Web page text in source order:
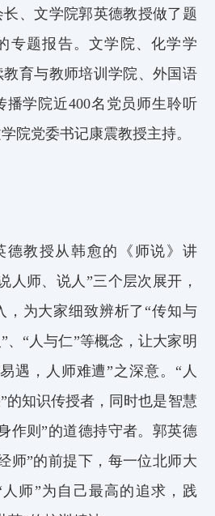
、文学院郭英德教授做了题
专题报告。文学院、化学学
育与教师培训学院、外国语
播学院近400名党员师生聆听
院党委书记康震教授主持。
德教授从韩愈的《师说》讲
人师、说人”三个层次展开，
，为大家细致辨析了“传知与
、“人与仁”等概念，让大家明
遇，人师难遭”之深意。“人
的知识传授者，同时也是智慧
作则”的道德持守者。郭英德
师”的前提下，每一位北师大
师”为自己最高的追求，践